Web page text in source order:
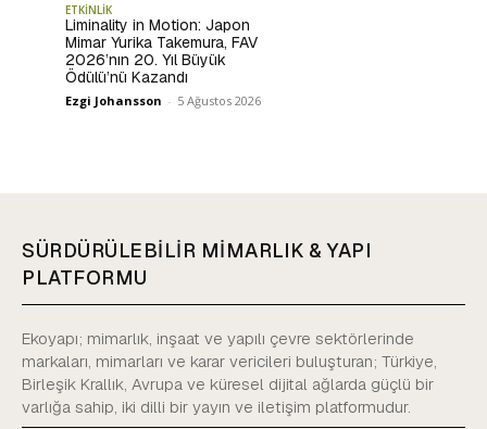
ETKİNLİK
Liminality in Motion: Japon
Mimar Yurika Takemura, FAV
2026’nın 20. Yıl Büyük
Ödülü’nü Kazandı
Ezgi Johansson - 5 Ağustos 2026
SÜRDÜRÜLEBİLİR MİMARLIK & YAPI
PLATFORMU
Ekoyapı; mimarlık, inşaat ve yapılı çevre sektörlerinde
markaları, mimarları ve karar vericileri buluşturan; Türkiye,
Birleşik Krallık, Avrupa ve küresel dijital ağlarda güçlü bir
varlığa sahip, iki dilli bir yayın ve iletişim platformudur.